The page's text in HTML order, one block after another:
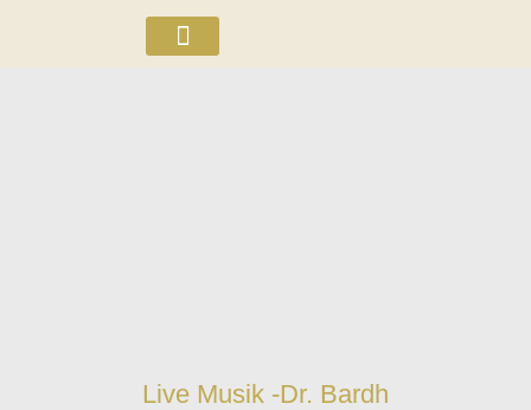
Live Musik -Dr. Bardh